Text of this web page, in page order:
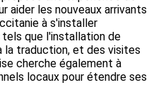
aider les nouveaux arrivants
à s'installer
que l'installation de
la traduction, et des visites
cherche également à
locaux pour étendre ses